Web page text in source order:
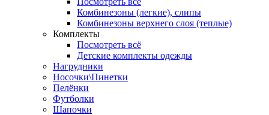
Комбинезоны (легкие), слипы
Комбинезоны верхнего слоя (теплые)
Комплекты
Посмотреть всё
Детские комплекты одежды
Нагрудники
Носочки\Пинетки
Пелёнки
Футболки
Шапочки